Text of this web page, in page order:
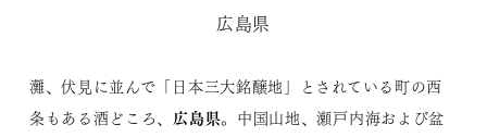
広島県
灘、伏見に並んで「日本三大銘醸地」とされている町の西
条もある酒どころ、 広島県。中国山地、瀬戸内海および盆